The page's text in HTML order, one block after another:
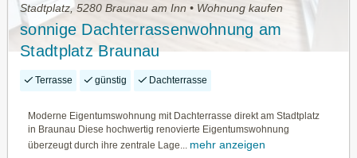
Stadtplatz, 5280 Braunau am Inn • Wohnung kaufen
sonnige Dachterrassenwohnung am
Stadtplatz Braunau
Terrasse günstig Dachterrasse
Moderne Eigentumswohnung mit Dachterrasse direkt am Stadtplatz
in Braunau Diese hochwertig renovierte Eigentumswohnung
überzeugt durch ihre zentrale Lage...
mehr anzeigen